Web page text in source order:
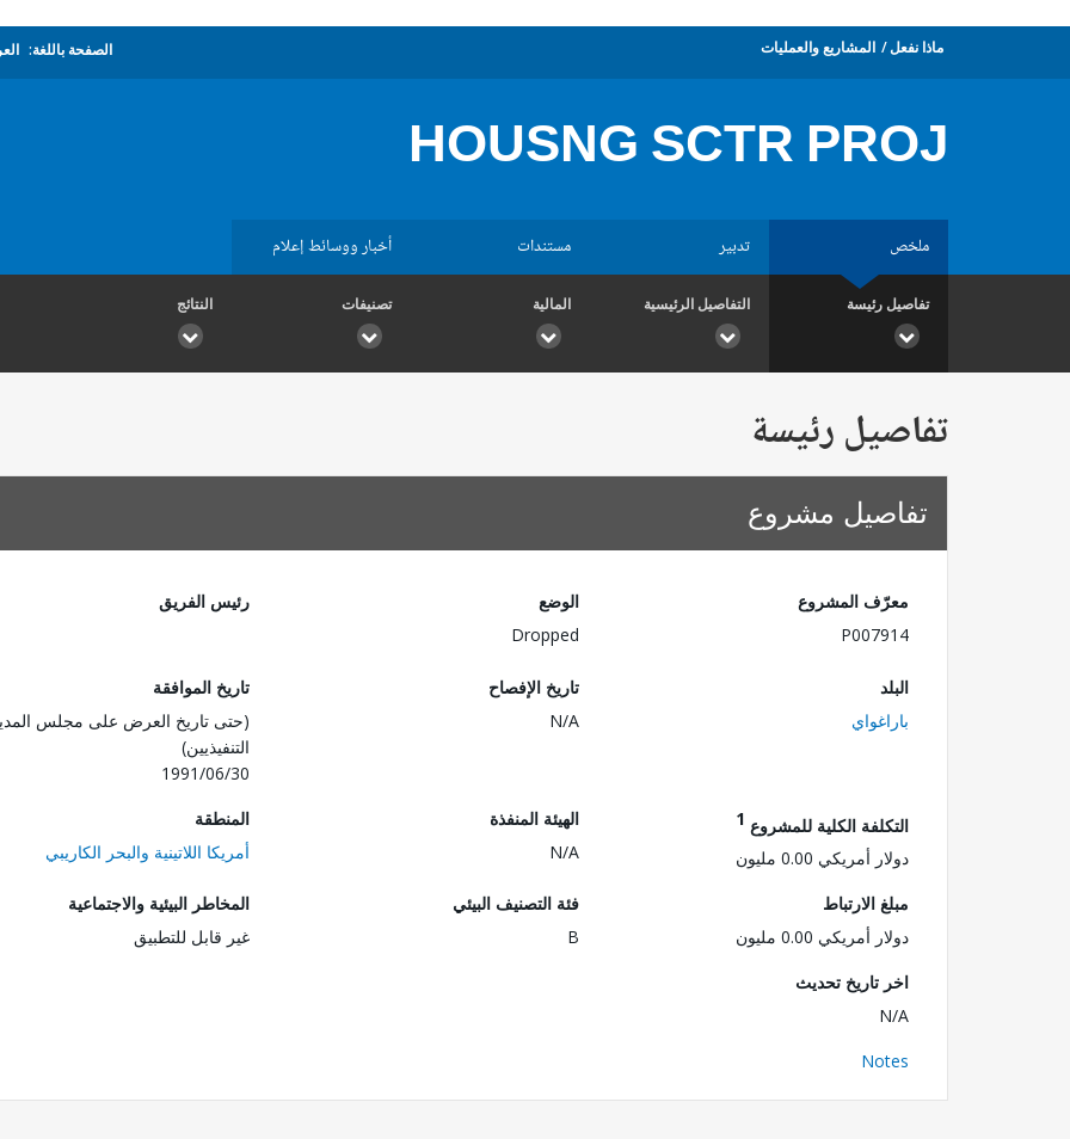
ماذا نفعل المشاريع والعمليات الصفحة باللغة:
HOUSNG SCTR PROJ
ملخص تدبير مستندات أخبار ووسائط إعلام
تفاصيل رئيسة التفاصيل الرئيسية المالية تصنيفات النتائج
تفاصيل رئيسة
تفاصيل مشروع
معرّف المشروع
P007914
الوضع
Dropped
رئيس الفريق
البلد
باراغواي
تاريخ الإفصاح
N/A
تاريخ الموافقة
(حتى تاريخ العرض على مجلس
التنفيذيين)
1991/06/30
التكلفة الكلية للمشروع 1
دولار أمريكي 0.00 مليون
الهيئة المنفذة
N/A
المنطقة
أمريكا اللاتينية والبحر الكاريبي
مبلغ الارتباط
دولار أمريكي 0.00 مليون
فئة التصنيف البيئي
B
المخاطر البيئية والاجتماعية
غير قابل للتطبيق
اخر تاريخ تحديث
N/A
Notes